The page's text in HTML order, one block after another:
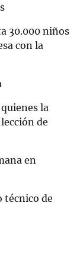
30.000 niños
con la
la
de
en
técnico de